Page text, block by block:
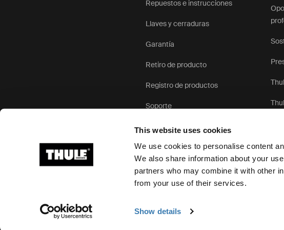
This website uses cookies
We use cookies to personalise content
We also share information about your
partners who may combine it with other
from your use of their services.
Show details
Repuestos e instrucciones
Llaves y cerraduras
Garantía
Retiro de producto
Registro de productos
Soporte
Ⓒ 2026 Thule Group Todos los derechos reservados